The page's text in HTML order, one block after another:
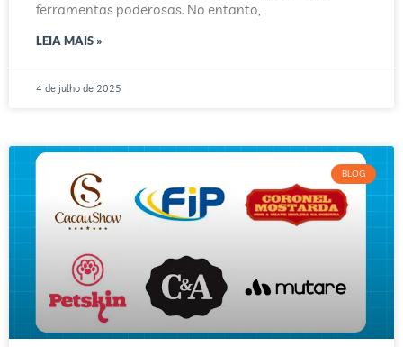
ferramentas poderosas. No entanto,
LEIA MAIS »
4 de julho de 2025
BLOG